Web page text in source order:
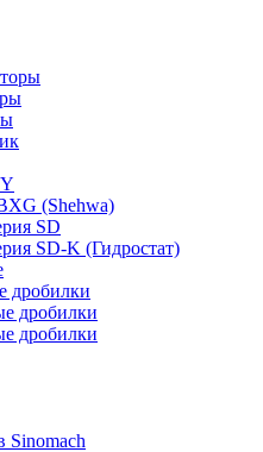
(Shehwa)
SD
SD-K (Гидростат)
дробилки
дробилки
дробилки
Sinomach